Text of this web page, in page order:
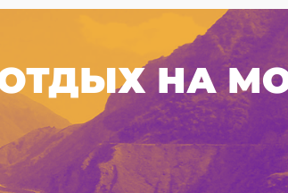
НА